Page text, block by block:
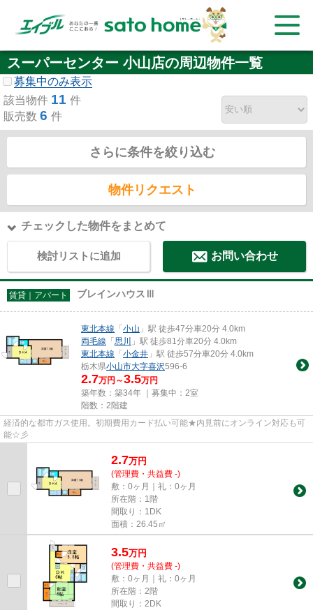
スーパーセンター 小山店の周辺物件一覧
募集中のみ表示
該当物件 11 件
販売数 6 件
さらに条件を絞り込む
物件リクエスト
チェックした物件をまとめて
検討リストに追加 お問い合わせ
賃貸｜アパート ブレインハウスⅢ
東北本線 「小山 」駅 徒歩47分車20分 4.0km
両毛線 「思川
」駅 徒歩81分車20分 4.0km
東北本線 「小金井 」駅 徒歩57分車20分 4.0km
栃木県小山市大字喜沢596-6
2.7万円～3.5万円
築年数：築34年 ｜募集中： 2室
階数：2階建
経済的な都市ガス使用。初期費用カード払い可能★内見前にオンライン対応も可
能☆彡
2.7万円
(管理費・共益費 -)
敷：0ヶ月｜礼：0ヶ月
所在階：1階
間取り：1DK
面積：26.45㎡
3.5万円
(管理費・共益費 -)
敷：0ヶ月｜礼：0ヶ月
所在階：2階
間取り：2DK